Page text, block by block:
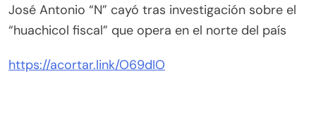
José Antonio “N” cayó tras investigación sobre el
“huachicol fiscal” que opera en el norte del país
https://acortar.link/O69dIO